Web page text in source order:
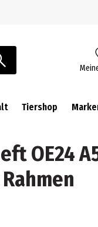
Tiershop
OE24